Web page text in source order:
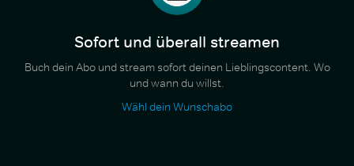
Sofort und überall streamen
Buch dein Abo und stream sofort deinen Lieblingscontent. Wo
und wann du willst.
Wähl dein Wunschabo